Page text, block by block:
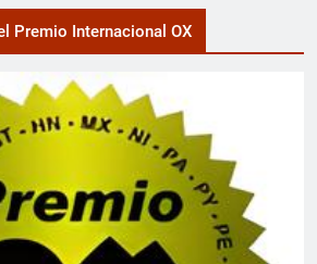
Premio Internacional OX